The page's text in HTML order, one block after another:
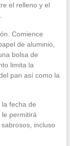
el relleno y el
Comience
de aluminio,
bolsa de
limita la
pan así como la
fecha de
permitirá
incluso